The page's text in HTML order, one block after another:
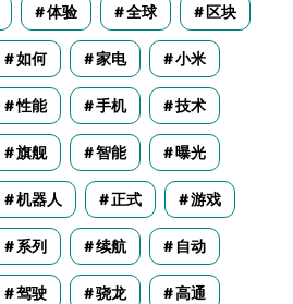
体验 全球 区块
如何 家电 小米
性能 手机 技术
旗舰 智能 曝光
机器人 正式 游戏
系列 续航 自动
驾驶 骁龙 高通